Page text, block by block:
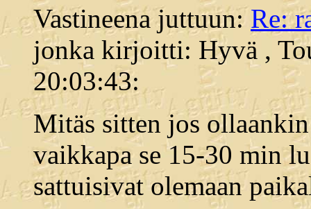
Vastineena juttuun:Re:
jonka kirjoitti: Hyvä ,
20:03:43:
Mitäs sitten jos
vaikkapa se 15-30 min
sattuisivat olemaan